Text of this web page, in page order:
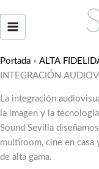
Portada » ALTA
INTEGRACIÓN
La integración
la imagen y la
Sound Sevilla
multiroom, cine en casa
de alta gama.